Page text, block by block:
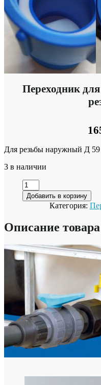
Переходник
Для резьбы наружный Д
3 в наличии
Добавить в корзину
Категория:
Описание товара